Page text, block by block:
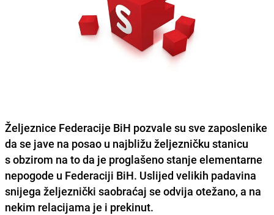
Željeznice Federacije BiH pozvale su sve zaposlenike
da se jave na posao u najbližu željezničku stanicu
s obzirom na to da je proglašeno stanje elementarne
nepogode u Federaciji BiH. Uslijed velikih padavina
snijega željeznički saobraćaj se odvija otežano, a na
nekim relacijama je i prekinut.